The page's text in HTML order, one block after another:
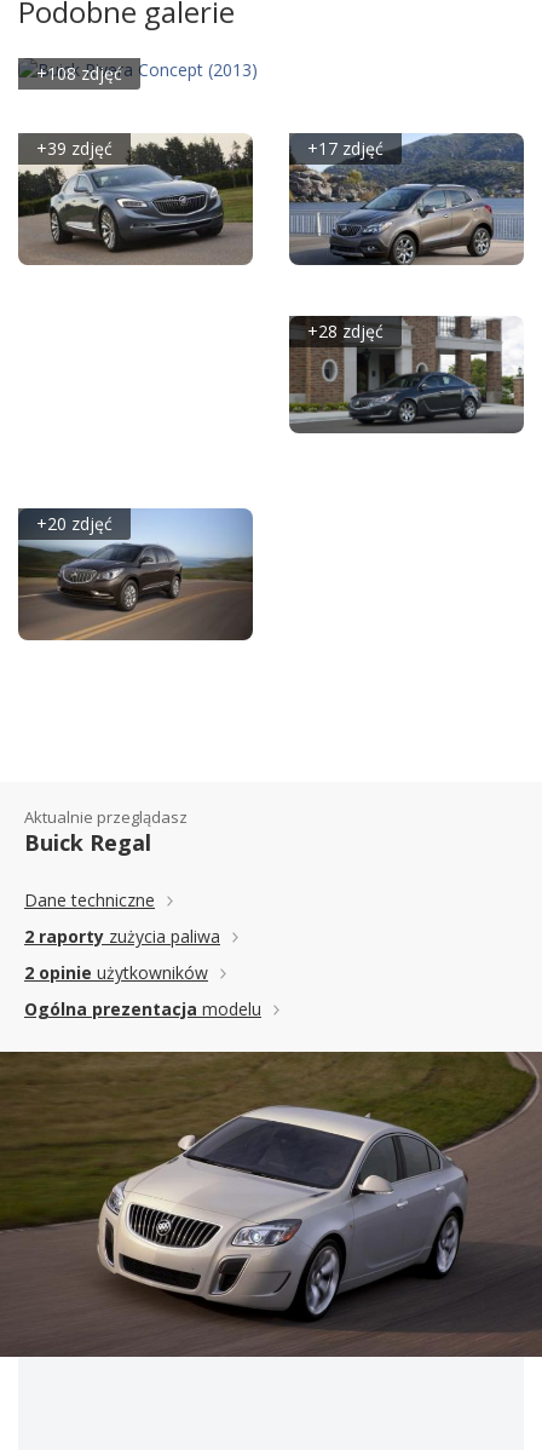
Podobne galerie
+108 zdjęć
+39 zdjęć +17 zdjęć
+28 zdjęć
+20 zdjęć
Aktualnie przeglądasz
Buick Regal
Dane techniczne
2 raporty zużycia paliwa
2 opinie użytkowników
Ogólna prezentacja modelu